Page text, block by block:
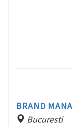
BRAND
Bucuresti